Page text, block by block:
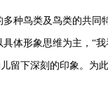
种鸟类及鸟类的共同
体形象思维为主，“
留下深刻的印象。为